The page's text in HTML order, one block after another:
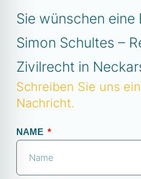
Sie wünschen eine
Simon Schultes –
Zivilrecht in
Schreiben Sie uns
Nachricht.
NAME